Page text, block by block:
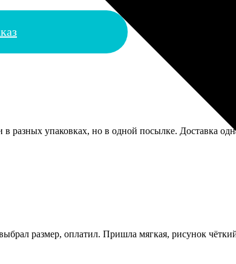
разных упаковках, но в одной посылке. Доставка
размер, оплатил. Пришла мягкая, рисунок